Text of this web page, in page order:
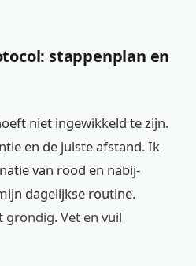
stappenplan en
niet ingewikkeld te zijn.
en de juiste afstand. Ik
van rood en nabij-
dagelijkse routine.
grondig. Vet en vuil